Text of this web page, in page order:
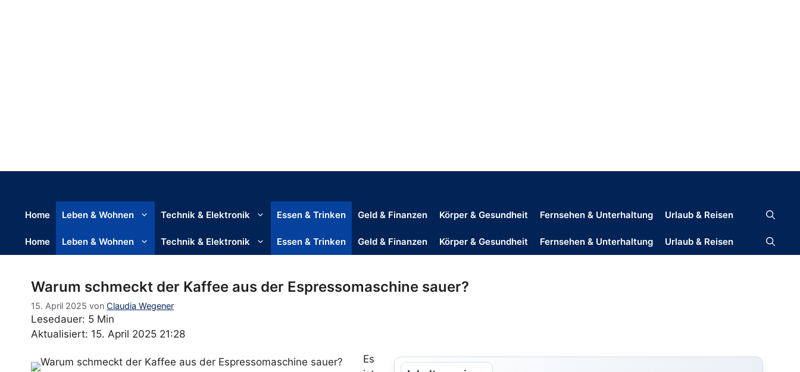
Home Leben & Wohnen Technik & Elektronik Essen & Trinken Geld & Finanzen Körper & Gesundheit Fernsehen & Unterhaltung Urlaub & Reisen
Home Leben & Wohnen Technik & Elektronik Essen & Trinken Geld & Finanzen Körper & Gesundheit Fernsehen & Unterhaltung Urlaub & Reisen
Warum schmeckt der Kaffee aus der Espressomaschine sauer?
15. April 2025 von Claudia Wegener
Lesedauer: 5 Min
Aktualisiert: 15. April 2025 21:28
Es